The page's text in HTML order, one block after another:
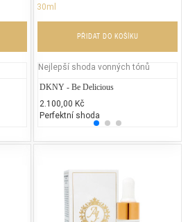
30ml
PŘIDAT DO KOŠÍKU
Nejlepší shoda vonných tónů
DKNY - Be Delicious
2.100,00 Kč
Perfektní shoda